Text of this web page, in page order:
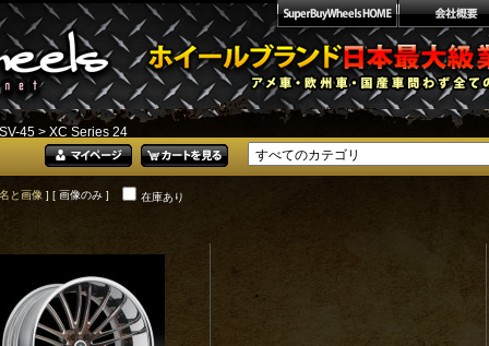
SV-45 > XC Series 24
と画像 ] [ 画像のみ ] 在庫あり